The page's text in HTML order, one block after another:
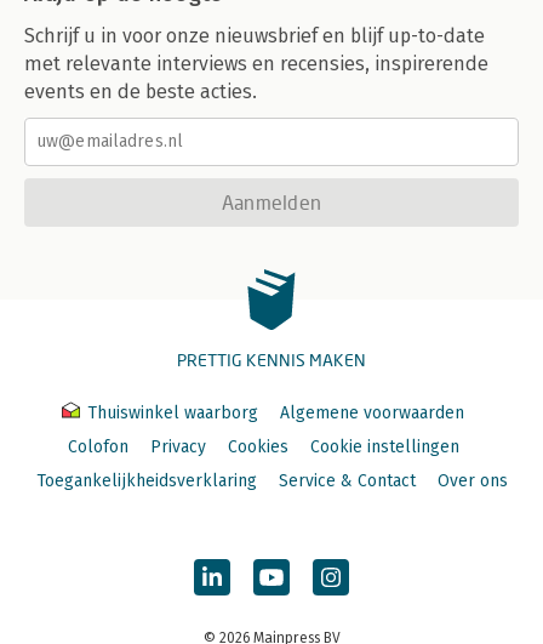
Schrijf u in voor onze nieuwsbrief en blijf up-to-date
met relevante interviews en recensies, inspirerende
events en de beste acties.
Aanmelden
PRETTIG KENNIS MAKEN
Thuiswinkel waarborg
Algemene voorwaarden
Colofon
Privacy Cookies
Cookie instellingen
Toegankelijkheidsverklaring
Service & Contact Over ons
© 2026 Mainpress BV